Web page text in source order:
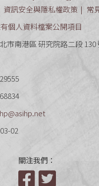
資訊安全與隱私權政策
常
個人資料檔案公開項目
市南港區 研究院路二段 130
02
關注我們：
Facebook